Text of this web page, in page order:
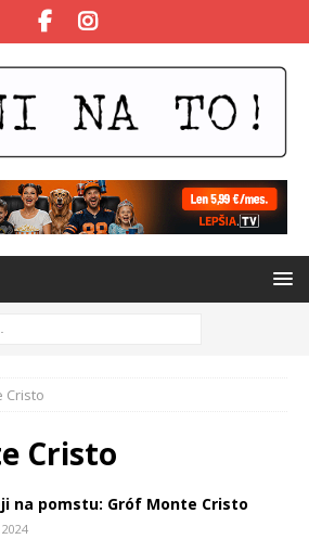
Cristo
Cristo
na pomstu: Gróf Monte Cristo